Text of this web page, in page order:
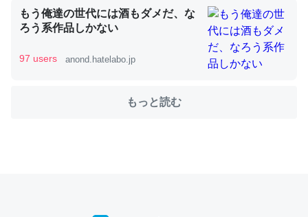
ウチもEchoを実家に置いて４年。でたまに覗いてる。ぼ
ちぼちRingも置こうかと画策中。あと、Googleマップで
位置情報を共有してる。電池残量や充電中かが分かるので
コミュニケーションが劇的に変化した｜tayorini by LIFULL介護
もう俺達の世代には酒もダメだ、な
ろう系作品しかない
97 users anond.hatelabo.jp
もっと読む